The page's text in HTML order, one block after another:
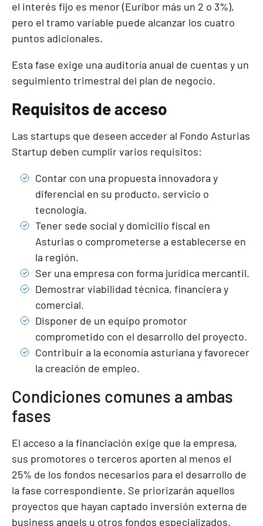
el interés fijo es menor (Euríbor más un 2 o 3%),
pero el tramo variable puede alcanzar los cuatro
puntos adicionales.
Esta fase exige una auditoría anual de cuentas y un
seguimiento trimestral del plan de negocio.
Requisitos de acceso
Las startups que deseen acceder al Fondo Asturias
Startup deben cumplir varios requisitos:
Contar con una propuesta innovadora y
diferencial en su producto, servicio o
tecnología.
Tener sede social y domicilio fiscal en
Asturias o comprometerse a establecerse en
la región.
Ser una empresa con forma jurídica mercantil.
Demostrar viabilidad técnica, financiera y
comercial.
Disponer de un equipo promotor
comprometido con el desarrollo del proyecto.
Contribuir a la economía asturiana y favorecer
la creación de empleo.
Condiciones comunes a ambas
fases
El acceso a la financiación exige que la empresa,
sus promotores o terceros aporten al menos el
25% de los fondos necesarios para el desarrollo de
la fase correspondiente. Se priorizarán aquellos
proyectos que hayan captado inversión externa de
business angels u otros fondos especializados.